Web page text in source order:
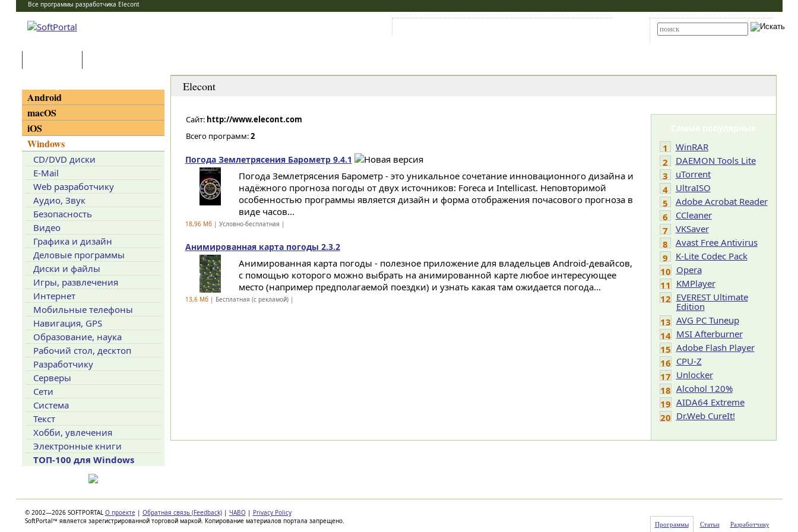
Все программы разработчика Elecont
Elecont
Сайт: http://www.elecont.com
Всего программ:2
Погода Землетрясения Барометр 9.4.1
Погода Землетрясения Барометр - это уникальное сочетание инновационного дизайна и
надёжного прогноза погоды от двух источников: Foreca и Intellicast. Неповторимой
особенностью программы является дизайн и форма отображения почасового прогноза в
виде часов...
18,96 Мб| Условно-бесплатная |
Анимированная карта погоды 2.3.2
Анимированная карта погоды - полезное приложение для владельцев Android-девайсов,
с помощью которого можно выбрать на анимированной карте любое интересующее
место (например предполагаемой поездки) и узнать какая там ожидается погода...
13,6 Мб| Бесплатная (с рекламой) |
Самые популярные
1
WinRAR
2
DAEMON Tools Lite
3
uTorrent
4
UltraISO
5
Adobe Acrobat Reader
6
CCleaner
7
VKSaver
8
Avast Free Antivirus
9
K-Lite Codec Pack
10 Opera
11 KMPlayer
12 EVEREST Ultimate
Edition
13 AVG PC Tuneup
14 MSI Afterburner
15 Adobe Flash Player
16 CPU-Z
17 Unlocker
18 Alcohol 120%
19 AIDA64 Extreme
20 Dr.Web CureIt!
Android
macOS
iOS
Windows
CD/DVD диски
E-Mail
Web разработчику
Аудио, Звук
Безопасность
Видео
Графика и дизайн
Деловые программы
Диски и файлы
Игры, развлечения
Интернет
Мобильные телефоны
Навигация, GPS
Образование, наука
Рабочий стол, десктоп
Разработчику
Серверы
Сети
Система
Текст
Хобби, увлечения
Электронные книги
ТОП-100 для Windows
© 2002—2026 SOFTPORTAL О проекте | Обратная связь (Feedback) | ЧАВО | Privacy Policy
SoftPortal™ является зарегистрированной торговой маркой. Копирование материалов портала запрещено.
Программы Статьи Разработчику